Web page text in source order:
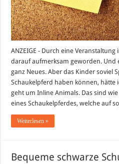
ANZEIGE - Durch eine
darauf aufmerksam geworden. Und
ganz Neues. Aber das Kinder soviel
Schaukelpferd haben können, hätte
geht um Inline Animals. Das sind
eines Schaukelpferdes, welche auf
Weiterlesen »
Bequeme schwarze